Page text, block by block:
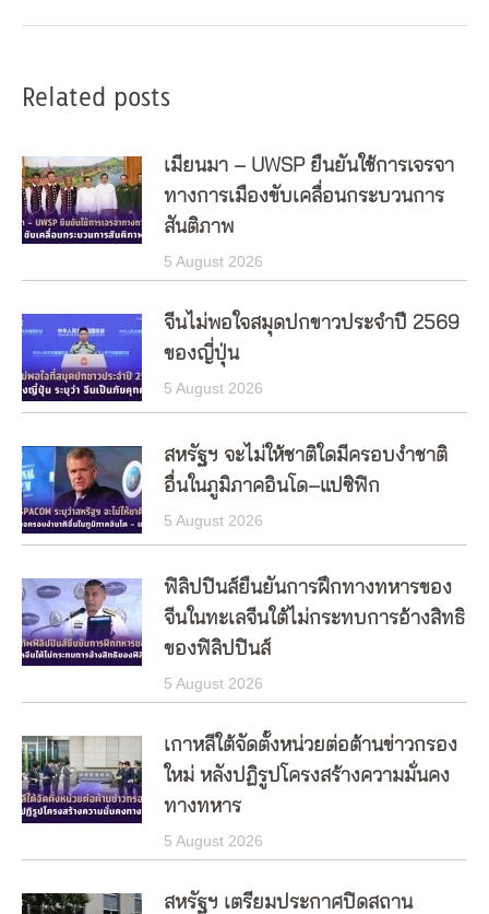
Related posts
เมียนมา – UWSP ยืนยันใช้การเจรจา
ทางการเมืองขับเคลื่อนกระบวนการ
สันติภาพ
5 August 2026
จีนไม่พอใจสมุดปกขาวประจำปี 2569
ของญี่ปุ่น
5 August 2026
สหรัฐฯ จะไม่ให้ชาติใดมีครอบงำชาติ
อื่นในภูมิภาคอินโด–แปซิฟิก
5 August 2026
ฟิลิปปินส์ยืนยันการฝึกทางทหารของ
จีนในทะเลจีนใต้ไม่กระทบการอ้างสิทธิ
ของฟิลิปปินส์
5 August 2026
เกาหลีใต้จัดตั้งหน่วยต่อต้านข่าวกรอง
ใหม่ หลังปฏิรูปโครงสร้างความมั่นคง
ทางทหาร
5 August 2026
สหรัฐฯ เตรียมประกาศปิดสถาน